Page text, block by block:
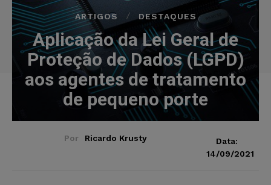
ARTIGOS DESTAQUES
Aplicação da Lei Geral de
Proteção de Dados (LGPD)
aos agentes de tratamento
de pequeno porte
Por Ricardo Krusty
Data:
14/09/2021